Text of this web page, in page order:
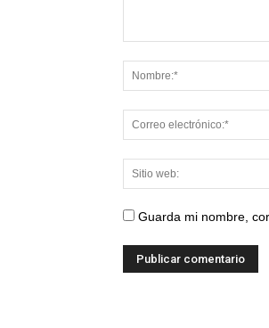
Guarda mi nombre,